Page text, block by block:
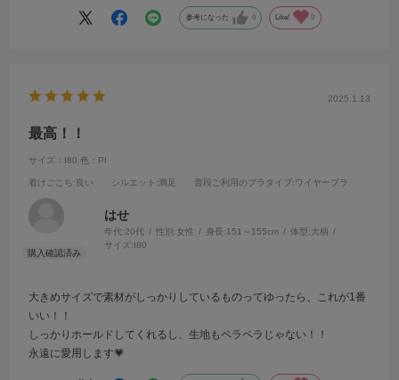
参考になった 0 Like! 0
2025.1.13
最高！！
サイズ：I80 色：PI
着けごこち:良い シルエット :満足 普段ご利用のブラタイプ :ワイヤーブラ
はせ
年代:20代 性別:女性 身長:151～155cm 体型:大柄
サイズ:I80
大きめサイズで素材がしっかりしているものってゆったら、これが1番
いい！！
しっかりホールドしてくれるし、生地もペラペラじゃない！！
永遠に愛用します💗